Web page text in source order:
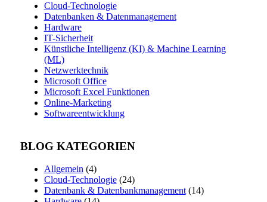
Cloud-Technologie
Datenbanken & Datenmanagement
Hardware
IT-Sicherheit
Künstliche Intelligenz (KI) & Machine Learning
(ML)
Netzwerktechnik
Microsoft Office
Microsoft Excel Funktionen
Online-Marketing
Softwareentwicklung
BLOG KATEGORIEN
Allgemein(4)
Cloud-Technologie(24)
Datenbank & Datenbankmanagement(14)